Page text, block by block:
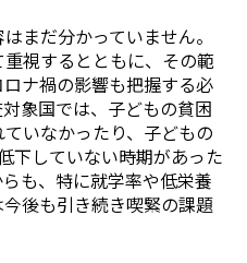
まだ分かっていません。
視するとともに、その範
ナ禍の影響も把握する必
象国では、子どもの貧困
いなかったり、子どもの
下していない時期があった
も、特に就学率や低栄養
後も引き続き喫緊の課題